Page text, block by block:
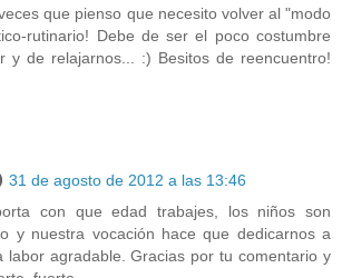
que pienso que necesito volver al "modo
rutinario! Debe de ser el poco costumbre
y de relajarnos... :) Besitos de reencuentro!
31 de agosto de 2012 a las 13:46
con que edad trabajes, los niños son
y nuestra vocación hace que dedicarnos a
labor agradable. Gracias por tu comentario y